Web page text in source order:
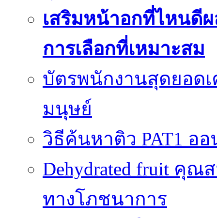
เสริมหน้าอกที่ไหนดี
การเลือกที่เหมาะสม
บัตรพนักงานสุดยอด
มนุษย์
วิธีค้นหาติว PAT1 อ
Dehydrated fruit คุ
ทางโภชนาการ